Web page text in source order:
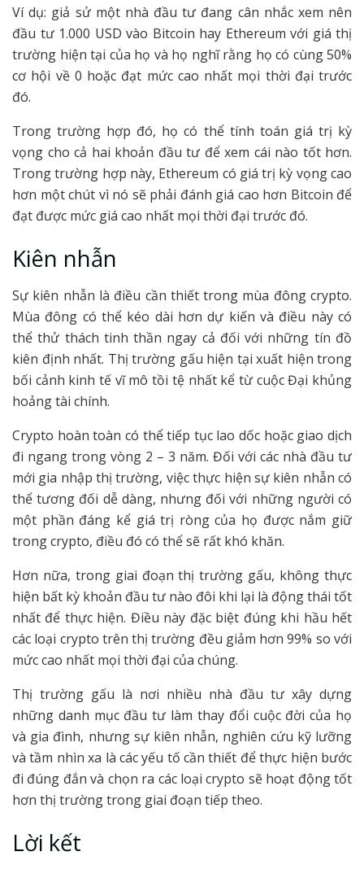
Ví dụ: giả sử một nhà đầu tư đang cân nhắc xem nên
đầu tư 1.000 USD vào Bitcoin hay Ethereum với giá thị
trường hiện tại của họ và họ nghĩ rằng họ có cùng 50%
cơ hội về 0 hoặc đạt mức cao nhất mọi thời đại trước
đó.
Trong trường hợp đó, họ có thể tính toán giá trị kỳ
vọng cho cả hai khoản đầu tư để xem cái nào tốt hơn.
Trong trường hợp này, Ethereum có giá trị kỳ vọng cao
hơn một chút vì nó sẽ phải đánh giá cao hơn Bitcoin để
đạt được mức giá cao nhất mọi thời đại trước đó.
Kiên nhẫn
Sự kiên nhẫn là điều cần thiết trong mùa đông crypto.
Mùa đông có thể kéo dài hơn dự kiến và điều này có
thể thử thách tinh thần ngay cả đối với những tín đồ
kiên định nhất. Thị trường gấu hiện tại xuất hiện trong
bối cảnh kinh tế vĩ mô tồi tệ nhất kể từ cuộc Đại khủng
hoảng tài chính.
Crypto hoàn toàn có thể tiếp tục lao dốc hoặc giao dịch
đi ngang trong vòng 2 – 3 năm. Đối với các nhà đầu tư
mới gia nhập thị trường, việc thực hiện sự kiên nhẫn có
thể tương đối dễ dàng, nhưng đối với những người có
một phần đáng kể giá trị ròng của họ được nắm giữ
trong crypto, điều đó có thể sẽ rất khó khăn.
Hơn nữa, trong giai đoạn thị trường gấu, không thực
hiện bất kỳ khoản đầu tư nào đôi khi lại là động thái tốt
nhất để thực hiện. Điều này đặc biệt đúng khi hầu hết
các loại crypto trên thị trường đều giảm hơn 99% so với
mức cao nhất mọi thời đại của chúng.
Thị trường gấu là nơi nhiều nhà đầu tư xây dựng
những danh mục đầu tư làm thay đổi cuộc đời của họ
và gia đình, nhưng sự kiên nhẫn, nghiên cứu kỹ lưỡng
và tầm nhìn xa là các yếu tố cần thiết để thực hiện bước
đi đúng đắn và chọn ra các loại crypto sẽ hoạt động tốt
hơn thị trường trong giai đoạn tiếp theo.
Lời kết